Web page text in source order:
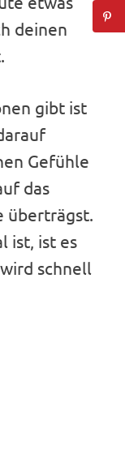
deinen
gibt ist
Gefühle
das
überträgst.
ist, ist es
schnell